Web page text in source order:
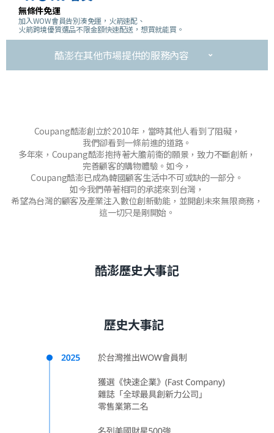
無條件免運
加入WOW會員告別湊免運，火箭速配、
火箭跨境優質選品不限金額快速配送，想買就能買。
酷澎在其他市場提供的服務內容
Coupang酷澎創立於2010年，當時其他人看到了阻礙，
我們卻看到一條前進的道路。
多年來，Coupang酷澎抱持著大膽前衛的願景，致力不斷創新，
完善顧客的購物體驗。如今，
Coupang酷澎已成為韓國顧客生活中不可或缺的一部分。
如今我們帶著相同的承諾來到台灣，
希望為台灣的顧客及產業注入數位創新動能，並開創未來無限商務，
這一切只是剛開始。
酷澎歷史大事記